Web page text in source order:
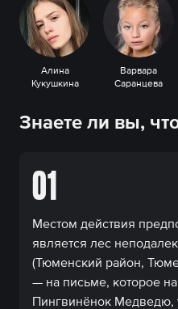
Алина
Кукушкина
Варвара
Саранцева
Знаете ли вы,
01
Местом действия
является лес
(Тюменский район,
— на письме, которое
Пингвинёнок Медведю,